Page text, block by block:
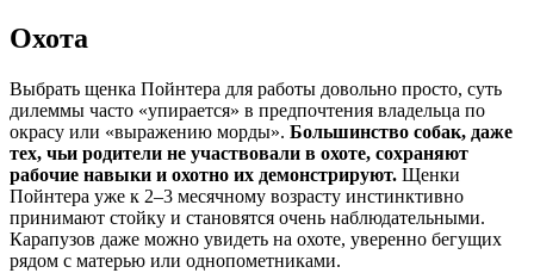
Охота
Выбрать щенка Пойнтера для работы довольно просто, суть
дилеммы часто «упирается» в предпочтения владельца по
окрасу или «выражению морды». Большинство собак, даже
тех, чьи родители не участвовали в охоте, сохраняют
рабочие навыки и охотно их демонстрируют. Щенки
Пойнтера уже к 2–3 месячному возрасту инстинктивно
принимают стойку и становятся очень наблюдательными.
Карапузов даже можно увидеть на охоте, уверенно бегущих
рядом с матерью или однопометниками.